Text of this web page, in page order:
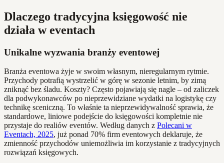
Dlaczego tradycyjna księgowość nie
działa w eventach
Unikalne wyzwania branży eventowej
Branża eventowa żyje w swoim własnym, nieregularnym rytmie.
Przychody potrafią wystrzelić w górę w sezonie letnim, by zimą
zniknąć bez śladu. Koszty? Często pojawiają się nagle – od zaliczek
dla podwykonawców po nieprzewidziane wydatki na logistykę czy
technikę sceniczną. To właśnie ta nieprzewidywalność sprawia, że
standardowe, liniowe podejście do księgowości kompletnie nie
przystaje do realiów eventów. Według danych z Polecani w
Eventach, 2025, już ponad 70% firm eventowych deklaruje, że
zmienność przychodów uniemożliwia im korzystanie z tradycyjnych
rozwiązań księgowych.